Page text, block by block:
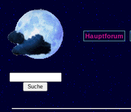
Hauptforum